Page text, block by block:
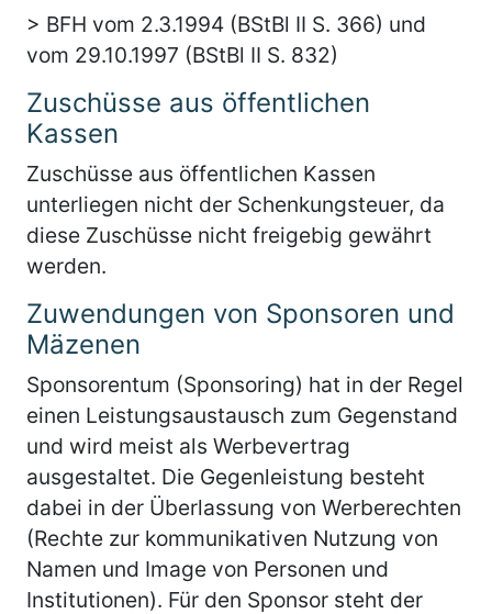
> BFH vom 2.3.1994 (BStBl II S. 366) und
vom 29.10.1997 (BStBl II S. 832)
Zuschüsse aus öffentlichen
Kassen
Zuschüsse aus öffentlichen Kassen
unterliegen nicht der Schenkungsteuer, da
diese Zuschüsse nicht freigebig gewährt
werden.
Zuwendungen von Sponsoren und
Mäzenen
Sponsorentum (Sponsoring) hat in der Regel
einen Leistungsaustausch zum Gegenstand
und wird meist als Werbevertrag
ausgestaltet. Die Gegenleistung besteht
dabei in der Überlassung von Werberechten
(Rechte zur kommunikativen Nutzung von
Namen und Image von Personen und
Institutionen). Für den Sponsor steht der